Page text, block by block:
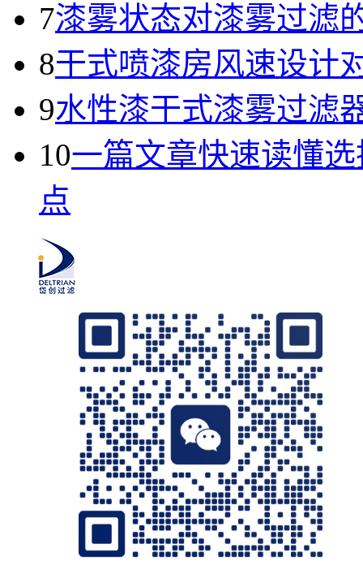
7漆雾状态对漆雾过滤
8干式喷漆房风速设计
9水性漆干式漆雾过滤
10一篇文章快速读懂
点